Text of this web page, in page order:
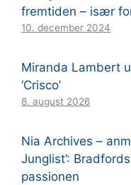
fremtiden – især
10. december 2024
Miranda Lambert
‘Crisco’
8. august 2026
Nia Archives –
Junglist’:
passionen